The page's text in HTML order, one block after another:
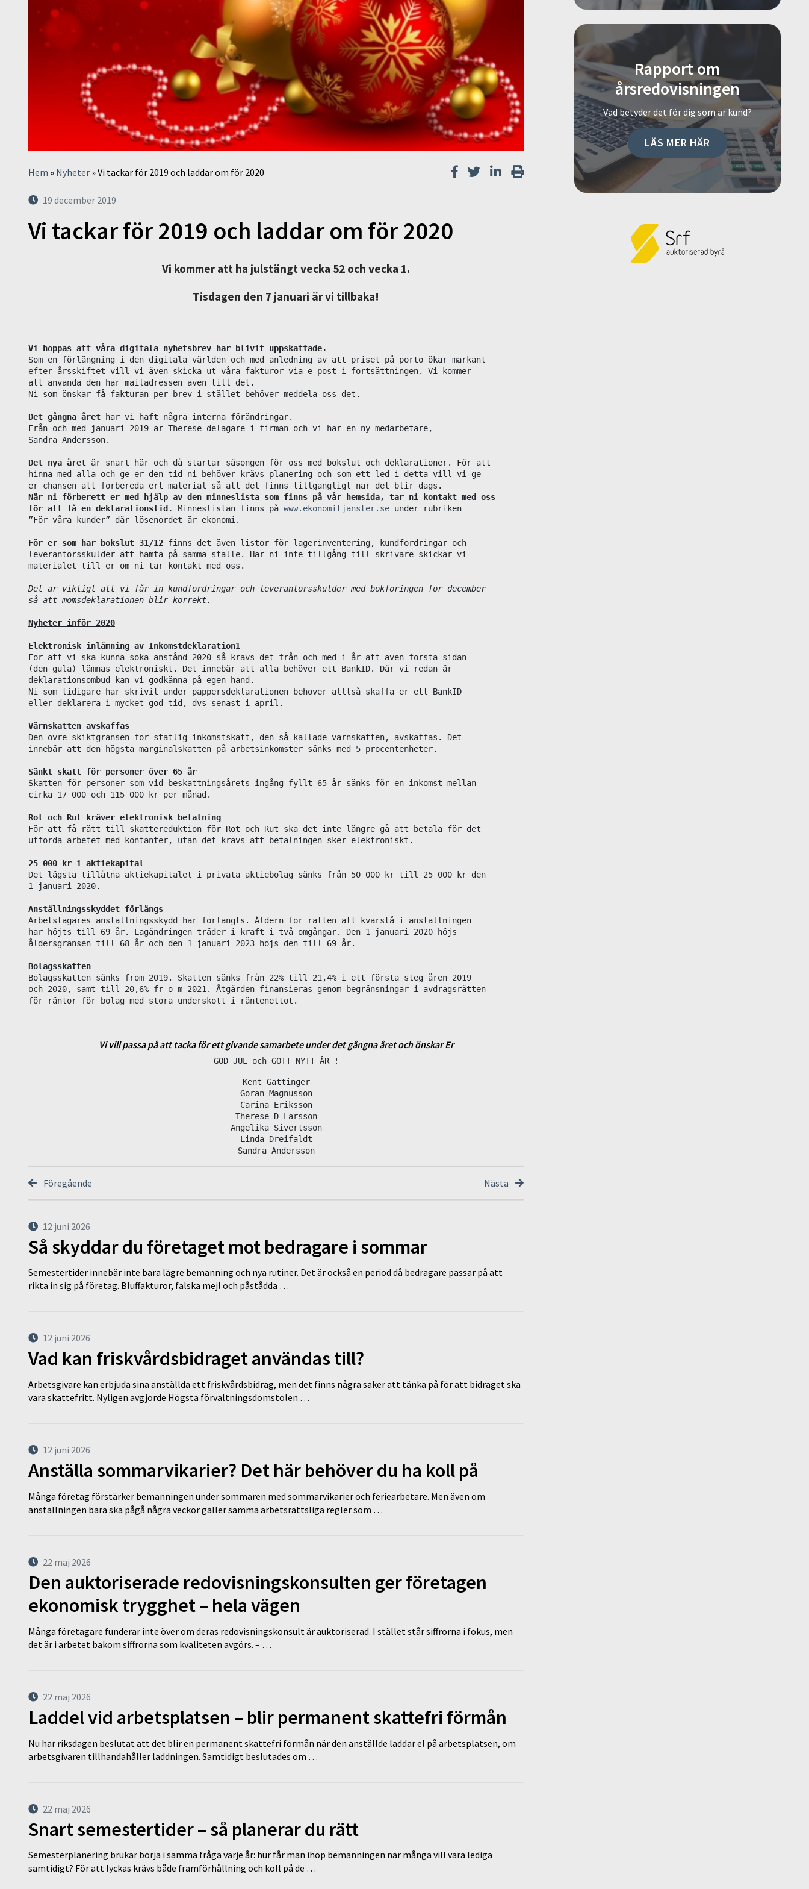
Hem » Nyheter »Vi tackar för 2019 och laddar om för 2020
19 december 2019
Vi tackar för 2019 och laddar om för 2020
Vi kommer att ha julstängt vecka 52 och vecka 1.
Tisdagen den 7 januari är vi tillbaka!
Vi hoppas att våra digitala nyhetsbrev har blivit uppskattade.
Som en förlängning i den digitala världen och med anledning av att priset på porto ökar markant
efter årsskiftet vill vi även skicka ut våra fakturor via e-post i fortsättningen. Vi kommer
att använda den här mailadressen även till det.
Ni som önskar få fakturan per brev i stället behöver meddela oss det.
Det gångna året har vi haft några interna förändringar.
Från och med januari 2019 är Therese delägare i firman och vi har en ny medarbetare,
Sandra Andersson.
Det nya året är snart här och då startar säsongen för oss med bokslut och deklarationer. För att
hinna med alla och ge er den tid ni behöver krävs planering och som ett led i detta vill vi ge
När ni förberett er med hjälp av den minneslista som finns på vår hemsida, tar ni kontakt med oss
för att få en deklarationstid.
Minneslistan finns på www.ekonomitjanster.se under rubriken
”För våra kunder” där lösenordet är ekonomi.
För er som har bokslut 31/12 finns det även listor för lagerinventering, kundfordringar och
leverantörsskulder att hämta på samma ställe. Har ni inte tillgång till skrivare skickar vi
materialet till er om ni tar kontakt med oss.
Det är viktigt att vi får in kundfordringar och leverantörsskulder med bokföringen för december
så att momsdeklarationen blir korrekt.
Nyheter inför 2020
Elektronisk inlämning av Inkomstdeklaration1
För att vi ska kunna söka anstånd 2020 så krävs det från och med i år att även första sidan
(den gula) lämnas elektroniskt. Det innebär att alla behöver ett BankID. Där vi redan är
deklarationsombud kan vi godkänna på egen hand.
Ni som tidigare har skrivit under pappersdeklarationen behöver alltså skaffa er ett BankID
eller deklarera i mycket god tid, dvs senast i april.
Värnskatten avskaffas
Den övre skiktgränsen för statlig inkomstskatt, den så kallade värnskatten, avskaffas. Det
innebär att den högsta marginalskatten på arbetsinkomster sänks med 5 procentenheter.
Sänkt skatt för personer över 65 år
Skatten för personer som vid beskattningsårets ingång fyllt 65 år sänks för en inkomst mellan
cirka 17 000 och 115 000 kr per månad.
Rot och Rut kräver elektronisk betalning
För att få rätt till skattereduktion för Rot och Rut ska det inte längre gå att betala för det
utförda arbetet med kontanter, utan det krävs att betalningen sker elektroniskt.
25 000 kr i aktiekapital
Det lägsta tillåtna aktiekapitalet i privata aktiebolag sänks från 50 000 kr till 25 000 kr den
1 januari 2020.
Anställningsskyddet förlängs
Arbetstagares anställningsskydd har förlängts. Åldern för rätten att kvarstå i anställningen
har höjts till 69 år. Lagändringen träder i kraft i två omgångar. Den 1 januari 2020 höjs
åldersgränsen till 68 år och den 1 januari 2023 höjs den till 69 år.
Bolagsskatten sänks from 2019. Skatten sänks från 22% till 21,4% i ett första steg åren 2019
och 2020, samt till 20,6% fr o m 2021. Åtgärden finansieras genom begränsningar i avdragsrätten
för räntor för bolag med stora underskott i räntenettot.
Vi vill passa på att tacka för ett givande samarbete under det gångna året och önskar Er
GOD JUL och GOTT NYTT ÅR !
Kent Gattinger
Göran Magnusson
Carina Eriksson
Therese D Larsson
Angelika Sivertsson
Linda Dreifaldt
Sandra Andersson
Föregående Nästa
12 juni 2026
Så skyddar du företaget mot bedragare i sommar
Semestertider innebär inte bara lägre bemanning och nya rutiner. Det är också en period då bedragare passar på att
rikta in sig på företag. Bluffakturor, falska mejl och påstådda …
12 juni 2026
Vad kan friskvårdsbidraget användas till?
Arbetsgivare kan erbjuda sina anställda ett friskvårdsbidrag, men det finns några saker att tänka på för att bidraget ska
vara skattefritt. Nyligen avgjorde Högsta förvaltningsdomstolen …
12 juni 2026
Anställa sommarvikarier? Det här behöver du ha koll på
Många företag förstärker bemanningen under sommaren med sommarvikarier och feriearbetare. Men även om
anställningen bara ska pågå några veckor gäller samma arbetsrättsliga regler som …
22 maj 2026
Den auktoriserade redovisningskonsulten ger företagen
ekonomisk trygghet – hela vägen
Många företagare funderar inte över om deras redovisningskonsult är auktoriserad. I stället står siffrorna i fokus, men
det är i arbetet bakom siffrorna som kvaliteten avgörs. – …
22 maj 2026
Laddel vid arbetsplatsen – blir permanent skattefri förmån
Nu har riksdagen beslutat att det blir en permanent skattefri förmån när den anställde laddar el på arbetsplatsen, om
arbetsgivaren tillhandahåller laddningen. Samtidigt beslutades om …
22 maj 2026
Snart semestertider – så planerar du rätt
Semesterplanering brukar börja i samma fråga varje år: hur får man ihop bemanningen när många vill vara lediga
samtidigt? För att lyckas krävs både framförhållning och koll på de …
Rapport om
årsredovisningen
Vad betyder det för dig som är kund?
LÄS MER HÄR